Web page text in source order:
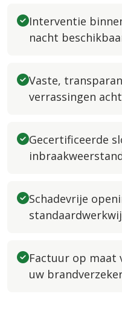
Interventie
nacht
Vaste,
verrassingen
Gecertificeerde
Schadevrije
Factuur op
uw